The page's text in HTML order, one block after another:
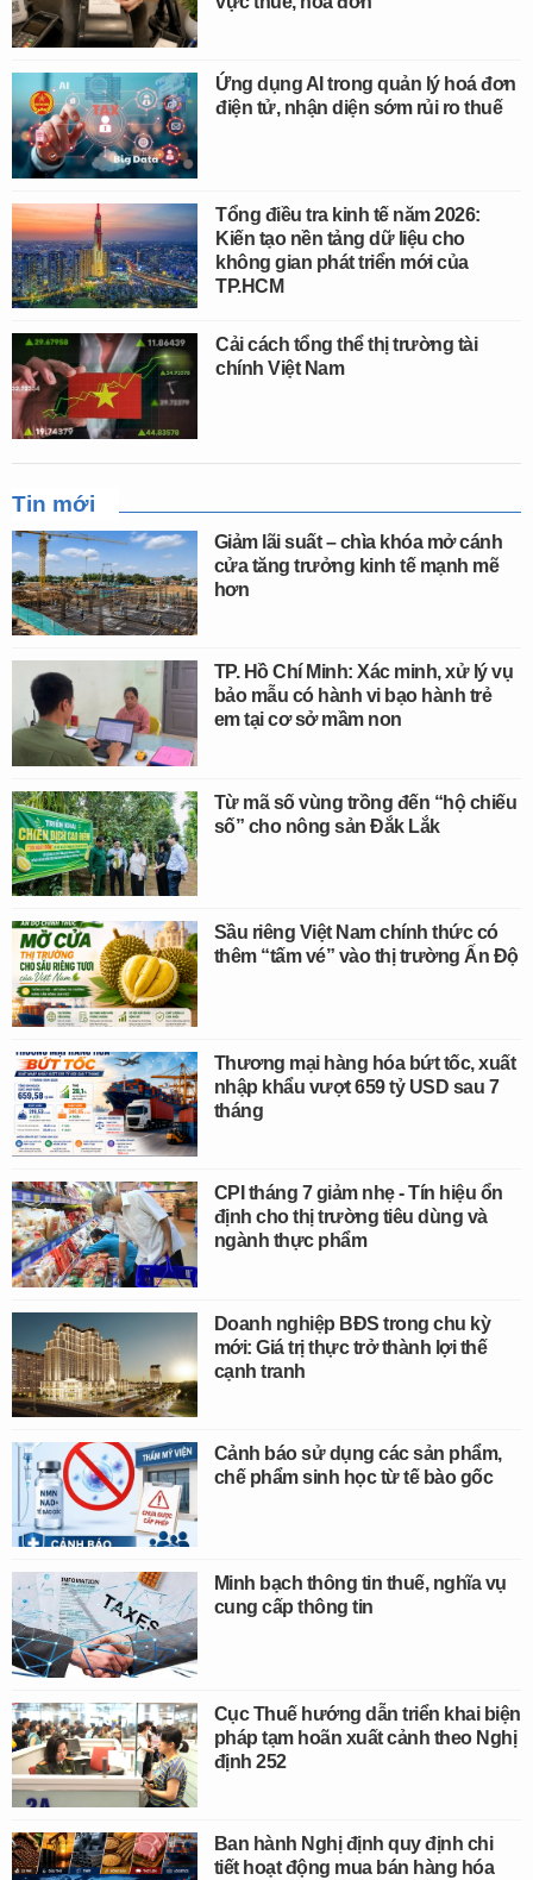
Ứng dụng AI trong quản lý hoá đơn
điện tử, nhận diện sớm rủi ro thuế
Tổng điều tra kinh tế năm 2026:
Kiến tạo nền tảng dữ liệu cho
không gian phát triển mới của
TP.HCM
Cải cách tổng thể thị trường tài
chính Việt Nam
Tin mới
Giảm lãi suất – chìa khóa mở cánh
cửa tăng trưởng kinh tế mạnh mẽ
hơn
TP. Hồ Chí Minh: Xác minh, xử lý vụ
bảo mẫu có hành vi bạo hành trẻ
em tại cơ sở mầm non
Từ mã số vùng trồng đến “hộ chiếu
số” cho nông sản Đắk Lắk
Sầu riêng Việt Nam chính thức có
thêm “tấm vé” vào thị trường Ấn Độ
Thương mại hàng hóa bứt tốc, xuất
nhập khẩu vượt 659 tỷ USD sau 7
tháng
CPI tháng 7 giảm nhẹ - Tín hiệu ổn
định cho thị trường tiêu dùng và
ngành thực phẩm
Doanh nghiệp BĐS trong chu kỳ
mới: Giá trị thực trở thành lợi thế
cạnh tranh
Cảnh báo sử dụng các sản phẩm,
chế phẩm sinh học từ tế bào gốc
Minh bạch thông tin thuế, nghĩa vụ
cung cấp thông tin
Cục Thuế hướng dẫn triển khai biện
pháp tạm hoãn xuất cảnh theo Nghị
định 252
Ban hành Nghị định quy định chi
tiết hoạt động mua bán hàng hóa